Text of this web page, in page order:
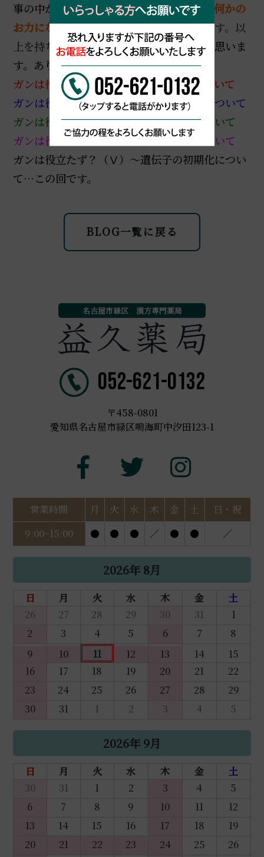
事の中からでも、ホンノ少しでも皆さんの何かの
お力になれればと思って日々過ごしています。以
上を持ちましてこの章を締めくくりたいと思いま
す。ありがとうございました。
ガンは役立たず？（Ⅰ）～ヒーラ細胞について
ガンは役立たず？（Ⅱ）～テロメラーゼについて
ガンは役立たず？（Ⅲ）～ガン遺伝子について
ガンは役立たず？（Ⅳ）～長寿遺伝子について
ガンは役立たず？（Ⅴ）～遺伝子の初期化につい
て…この回です。
BLOG一覧に戻る
名古屋市緑区 漢方専門薬局
052-621-0132
〒458-0801
愛知県名古屋市緑区鳴海町中汐田123-1
営業時間 月 火 水 木 金 土
日・祝
9:00~15:00
● ● ● ／ ● ● ／
2026年 8月
日 月 火 水 木 金
土
26
27 28 29 30 31
1
2
3 4 5 6 7
8
9
10 11 12 13 14
15
16
17 18 19 20 21
22
23
24 25 26 27 28
29
30
31 1 2 3 4 5
2026年 9月
日 月 火 水 木 金
土
30
31 1 2 3 4
5
6
7 8 9 10 11
12
13
14 15 16 17 18
19
20
21 22 23 24 25
26